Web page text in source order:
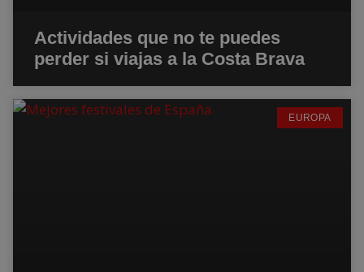
Actividades que no te puedes
perder si viajas a la Costa Brava
EUROPA